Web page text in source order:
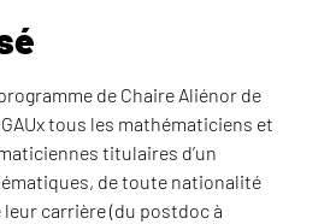
de Chaire Aliénor de
tous les mathématiciens et
titulaires d’un
de toute nationalité
carrière (du postdoc à